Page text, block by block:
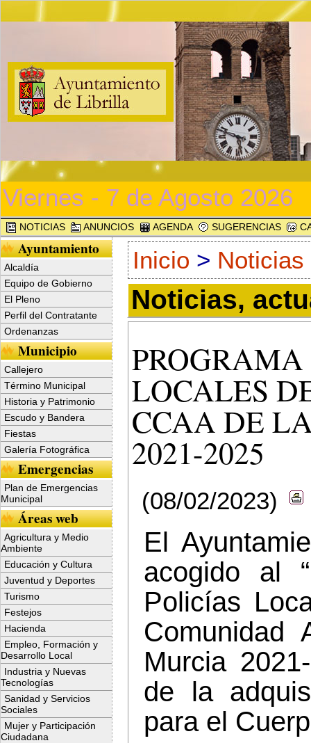
Viernes - 7 de Agosto 2026
NOTICIAS ANUNCIOS AGENDA SUGERENCIAS
Ayuntamiento
Alcaldía
Equipo de Gobierno
El Pleno
Perfil del Contratante
Ordenanzas
Municipio
Callejero
Término Municipal
Historia y Patrimonio
Escudo y Bandera
Fiestas
Galería Fotográfica
Emergencias
Plan de Emergencias
Municipal
Áreas web
Agricultura y Medio
Ambiente
Educación y Cultura
Juventud y Deportes
Turismo
Festejos
Hacienda
Empleo, Formación y
Desarrollo Local
Industria y Nuevas
Tecnologías
Sanidad y Servicios
Sociales
Mujer y Participación
Ciudadana
Inicio > Noticias
Noticias,
LOCALES
CCAA DE
2021-2025
(08/02/2023)
El
acogido al
Policías
Comunidad
Murcia
de la
para el